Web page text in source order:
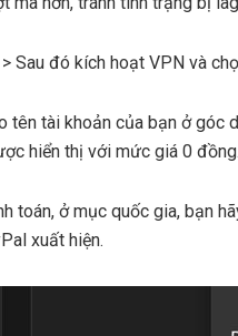
> Sau đó kích hoạt VPN và
tên tài khoản của bạn ở góc
hiển thị với mức giá 0 đồng.
toán, ở mục quốc gia, bạn
xuất hiện.